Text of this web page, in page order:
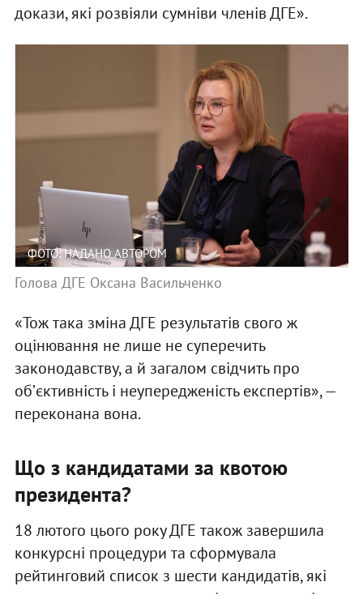
докази, які розвіяли сумніви членів ДГЕ».
ФОТО: НАДАНО АВТОРОМ
Голова ДГЕ Оксана Васильченко
«Тож така зміна ДГЕ результатів свого ж
оцінювання не лише не суперечить
законодавству, а й загалом свідчить про
обʼєктивність і неупередженість експертів», —
переконана вона.
Що з кандидатами за квотою
президента?
18 лютого цього року ДГЕ також завершила
конкурсні процедури та сформувала
рейтинговий список з шести кандидатів, які